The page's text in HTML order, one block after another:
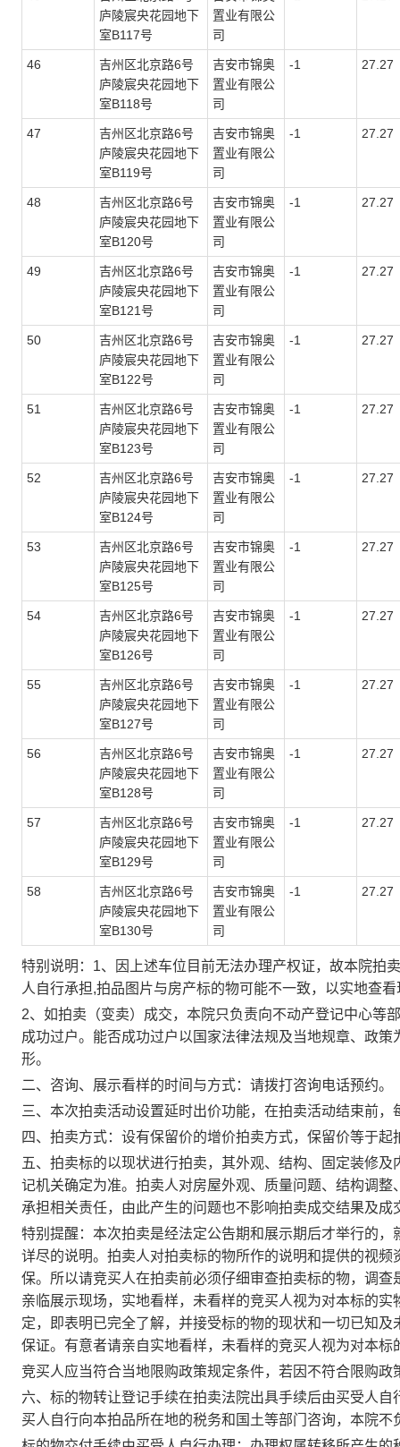
庐陵宸央花园地下
室B117号
置业有限公
司
46
吉州区北京路6号
庐陵宸央花园地下
室B118号
吉安市锦奥
置业有限公
司
-1 27.27
47
吉州区北京路6号
庐陵宸央花园地下
室B119号
吉安市锦奥
置业有限公
司
-1 27.27
48
吉州区北京路6号
庐陵宸央花园地下
室B120号
吉安市锦奥
置业有限公
司
-1 27.27
49
吉州区北京路6号
庐陵宸央花园地下
室B121号
吉安市锦奥
置业有限公
司
-1 27.27
50
吉州区北京路6号
庐陵宸央花园地下
室B122号
吉安市锦奥
置业有限公
司
-1 27.27
51
吉州区北京路6号
庐陵宸央花园地下
室B123号
吉安市锦奥
置业有限公
司
-1 27.27
52
吉州区北京路6号
庐陵宸央花园地下
室B124号
吉安市锦奥
置业有限公
司
-1 27.27
53
吉州区北京路6号
庐陵宸央花园地下
室B125号
吉安市锦奥
置业有限公
司
-1 27.27
54
吉州区北京路6号
庐陵宸央花园地下
室B126号
吉安市锦奥
置业有限公
司
-1 27.27
55
吉州区北京路6号
庐陵宸央花园地下
室B127号
吉安市锦奥
置业有限公
司
-1 27.27
56
吉州区北京路6号
庐陵宸央花园地下
室B128号
吉安市锦奥
置业有限公
司
-1 27.27
57
吉州区北京路6号
庐陵宸央花园地下
室B129号
吉安市锦奥
置业有限公
司
-1 27.27
58
吉州区北京路6号
庐陵宸央花园地下
室B130号
吉安市锦奥
置业有限公
司
-1 27.27
特别说明： 1、
因上述车位目前无法办理产权证，故本院拍
人自行承担,拍品图片与房产标的物可能不一致，以实地查
2、如拍卖（变卖）成交，本院只负责向不动产登记中心等
成功过户。能否成功过户以国家法律法规及当地规章、政
形。
二、咨询、展示看样的时间与方式：请拨打咨询电话预约。
三、本次拍卖活动设置延时出价功能，在拍卖活动结束前，
四、拍卖方式：设有保留价的增价拍卖方式，保留价等于
五、拍卖标的以现状进行拍卖，其外观、结构、固定装修
记机关确定为准。拍卖人对房屋外观、质量问题、结构调
承担相关责任，由此产生的问题也不影响拍卖成交结果及成
特别提醒：本次拍卖是经法定公告期和展示期后才举行的
详尽的说明。拍卖人对拍卖标的物所作的说明和提供的视
保。所以请竞买人在拍卖前必须仔细审查拍卖标的物，调
亲临展示现场，实地看样，未看样的竞买人视为对本标的
定，即表明已完全了解，并接受标的物的现状和一切已知
保证。有意者请亲自实地看样，未看样的竞买人视为对本标
竞买人应当符合当地限购政策规定条件，若因不符合限购
六、标的物转让登记手续在拍卖法院出具手续后由买受人自
买人自行向本拍品所在地的税务和国土等部门咨询，本院不